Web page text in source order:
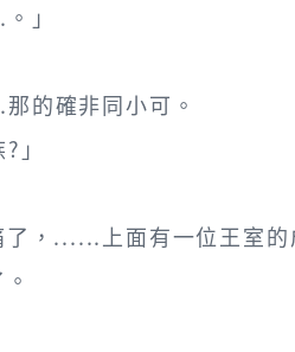
」
的確非同小可。
」
，......上面有一位王室的